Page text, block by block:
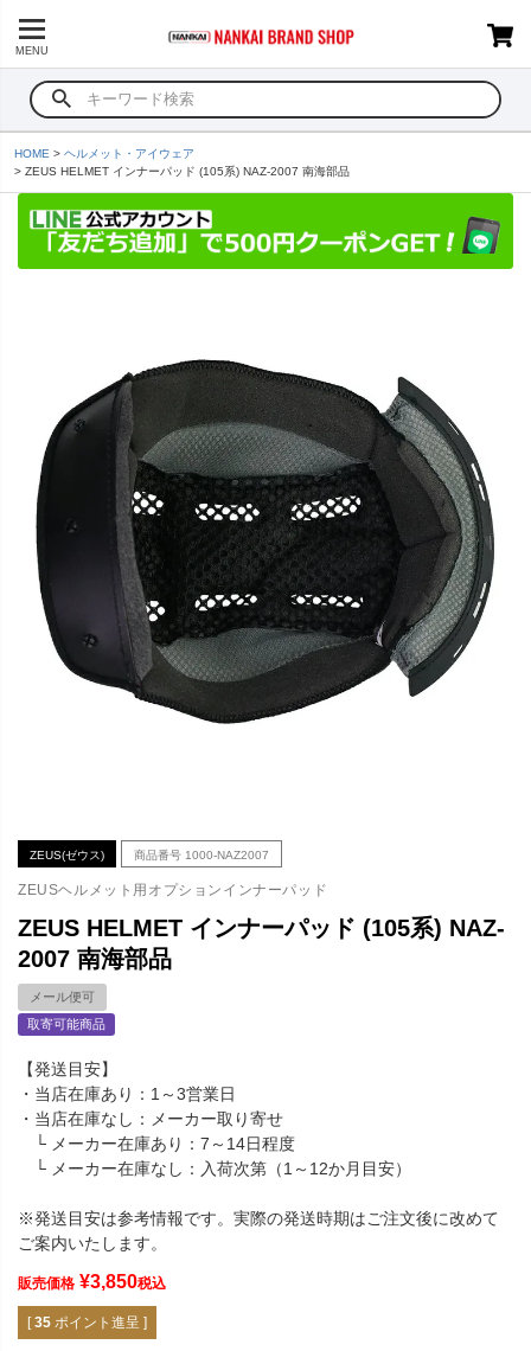
MENU
HOME
ヘルメット・アイウェア
ZEUS HELMET インナーパッド (105系) NAZ-2007 南海部品
ZEUS(ゼウス) 商品番号 1000-NAZ2007
ZEUSヘルメット用オプションインナーパッド
ZEUS HELMET インナーパッド (105系) NAZ-
2007 南海部品
メール便可
取寄可能商品
【発送目安】
・当店在庫あり：1～3営業日
・当店在庫なし：メーカー取り寄せ
└ メーカー在庫あり：7～14日程度
└ メーカー在庫なし：入荷次第（1～12か月目安）
※発送目安は参考情報です。実際の発送時期はご注文後に改めて
ご案内いたします。
販売価格 ¥3,850税込
[ 35 ポイント進呈 ]